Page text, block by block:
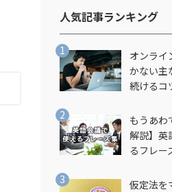
人気記事ランキング​
オンライ
かない主
続けるコ
もうあわ
解説】英
るフレー
仮定法を